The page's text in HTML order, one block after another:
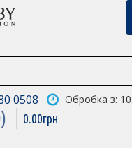
0508 Обробка з:
0.00грн